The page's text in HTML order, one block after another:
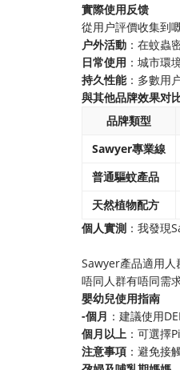
​實際使用反馈​
從用户評價收集到
​户外活動​ ：在蚊蟲
​日常使用​ ：城市環
​持久性能​：多數用
與其他品牌效果对
品牌類型
​Sawyer專業線​
​普通驅蚊產品​
​天然植物配方​
​個人實測​ ：我發現
Sawyer產品適用人
唔同人群有唔同需
​嬰幼兒使用指南​
​-個月​ ：建議使用
​個月以上​ ：可選擇
​注意事項​ ：避免接